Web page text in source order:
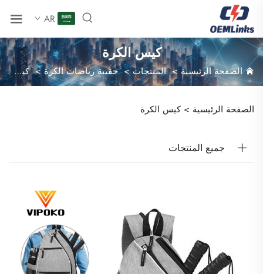
AR
كيس الكرة
الصفحة الرئيسية>المنتجات>حقيبة رياضات الكرة>كيس الكرة
الصفحة الرئيسية > كيس الكرة
جميع المنتجات